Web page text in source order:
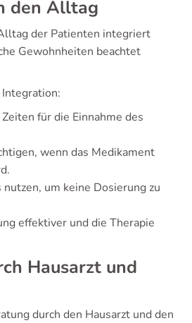
den Alltag
der Patienten integriert
Gewohnheiten beachtet
für die Einnahme des
wenn das Medikament
um keine Dosierung zu
effektiver und die Therapie
Hausarzt und
durch den Hausarzt und den